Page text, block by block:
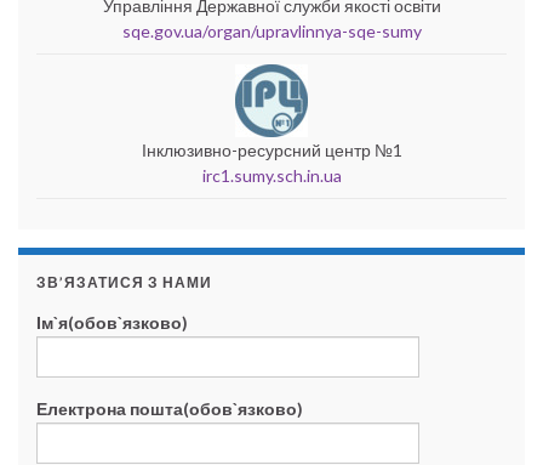
Управління Державної служби якості освіти
sqe.gov.ua/organ/upravlinnya-sqe-sumy
Інклюзивно-ресурсний центр №1
irc1.sumy.sch.in.ua
ЗВ’ЯЗАТИСЯ З НАМИ
Ім`я(обов`язково)
Електрона пошта(обов`язково)